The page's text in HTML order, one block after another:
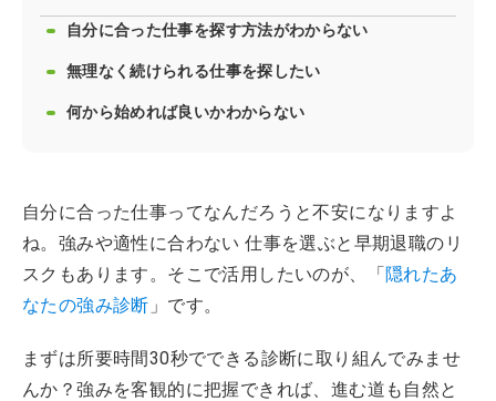
自分に合った仕事を探す方法がわからない
無理なく続けられる仕事を探したい
何から始めれば良いかわからない
自分に合った仕事ってなんだろうと不安になりますよ
ね。強みや適性に合わない 仕事を選ぶと早期退職のリ
スクもあります。そこで活用したいのが、「隠れたあ
なたの強み診断 」です。
まずは所要時間30秒でできる診断に取り組んでみませ
んか？強みを客観的に把握できれば、進む道も自然と